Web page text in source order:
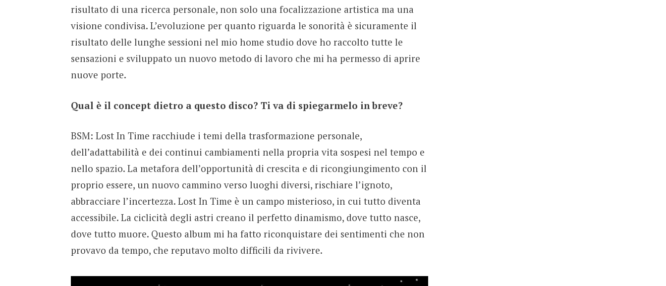
risultato di una ricerca personale, non solo una focalizzazione artistica ma una
visione condivisa. L’evoluzione per quanto riguarda le sonorità è sicuramente il
risultato delle lunghe sessioni nel mio home studio dove ho raccolto tutte le
sensazioni e sviluppato un nuovo metodo di lavoro che mi ha permesso di aprire
nuove porte.
Qual è il concept dietro a questo disco? Ti va di spiegarmelo in breve?
BSM: Lost In Time racchiude i temi della trasformazione personale,
dell’adattabilità e dei continui cambiamenti nella propria vita sospesi nel tempo e
nello spazio. La metafora dell’opportunità di crescita e di ricongiungimento con il
proprio essere, un nuovo cammino verso luoghi diversi, rischiare l’ignoto,
abbracciare l’incertezza. Lost In Time è un campo misterioso, in cui tutto diventa
accessibile. La ciclicità degli astri creano il perfetto dinamismo, dove tutto nasce,
dove tutto muore. Questo album mi ha fatto riconquistare dei sentimenti che non
provavo da tempo, che reputavo molto difficili da rivivere.